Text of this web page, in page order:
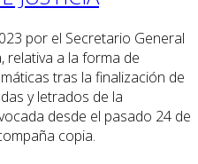
por el Secretario General
relativa a la forma de
tras la finalización de
y letrados de la
desde el pasado 24 de
copia.